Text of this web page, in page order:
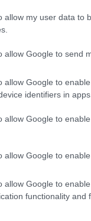
allow my user data to
allow Google to send
allow Google to
identifiers in apps.
allow Google to
allow Google to
allow Google to
functionality and
θα μπορούν να
και βιωσιμότητα.
και
management,
E8 και
ενέργειας,
και ενδυνάμωσης.
Μακάμπι Τελ